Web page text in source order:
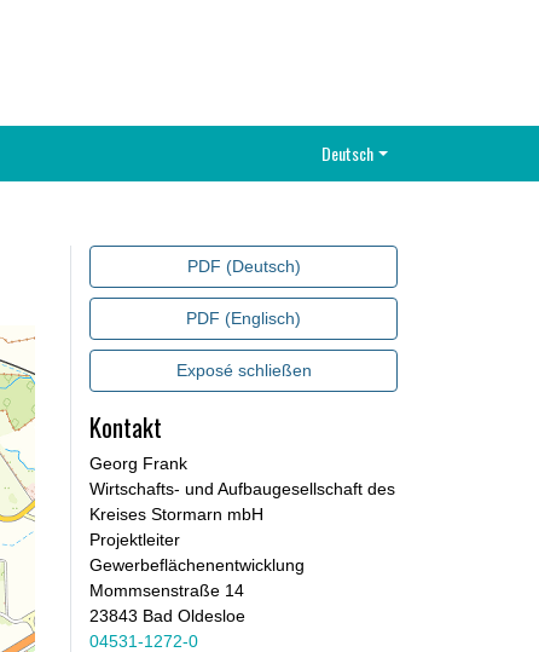
Deutsch
PDF (Deutsch)
PDF (Englisch)
Exposé schließen
Kontakt
Georg Frank
Wirtschafts- und Aufbaugesellschaft des
Kreises Stormarn mbH
Projektleiter
Gewerbeflächenentwicklung
Mommsenstraße 14
23843 Bad Oldesloe
04531-1272-0